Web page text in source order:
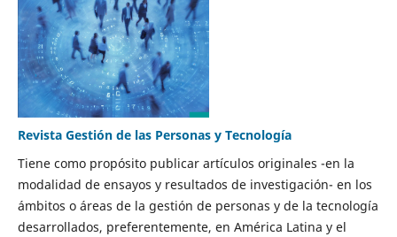
Revista Gestión de las Personas y Tecnología
Tiene como propósito publicar artículos originales -en la
modalidad de ensayos y resultados de investigación- en los
ámbitos o áreas de la gestión de personas y de la tecnología
desarrollados, preferentemente, en América Latina y el